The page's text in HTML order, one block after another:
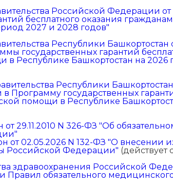
Российской Федерации
бесплатного оказания
2027 и 2028 годов"
Республики
государственных гарантий
Республике Башкортостан на 2026
Республики
Программу государственных
помощи в Республике
29.11.2010 N 326-ФЗ "Об
от 02.05.2026 N 132-ФЗ "О внесении
Российской Федерации" (действует
здравоохранения Российской
Правил обязательного